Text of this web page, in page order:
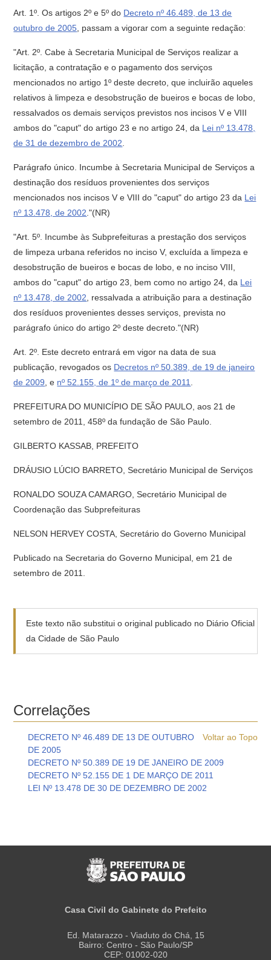
Art. 1º. Os artigos 2º e 5º do Decreto nº 46.489, de 13 de
outubro de 2005 , passam a vigorar com a seguinte redação:
"Art. 2º. Cabe à Secretaria Municipal de Serviços realizar a
licitação, a contratação e o pagamento dos serviços
mencionados no artigo 1º deste decreto, que incluirão aqueles
relativos à limpeza e desobstrução de bueiros e bocas de lobo,
ressalvados os demais serviços previstos nos incisos V e VIII
ambos do "caput" do artigo 23 e no artigo 24, da Lei nº 13.478,
de 31 de dezembro de 2002
Parágrafo único. Incumbe à Secretaria Municipal de Serviços a
destinação dos resíduos provenientes dos serviços
mencionados nos incisos V e VIII do "caput" do artigo 23 da Lei
nº 13.478, de 2002 ."(NR)
"Art. 5º. Incumbe às Subprefeituras a prestação dos serviços
de limpeza urbana referidos no inciso V, excluída a limpeza e
desobstrução de bueiros e bocas de lobo, e no inciso VIII,
ambos do "caput" do artigo 23, bem como no artigo 24, da Lei
nº 13.478, de 2002 , ressalvada a atribuição para a destinação
dos resíduos provenientes desses serviços, prevista no
parágrafo único do artigo 2º deste decreto."(NR)
Art. 2º. Este decreto entrará em vigor na data de sua
publicação, revogados os Decretos nº 50.389, de 19 de janeiro
de 2009 , e nº 52.155, de 1º de março de 2011
PREFEITURA DO MUNICÍPIO DE SÃO PAULO, aos 21 de
setembro de 2011, 458º da fundação de São Paulo.
GILBERTO KASSAB, PREFEITO
DRÁUSIO LÚCIO BARRETO, Secretário Municipal de Serviços
RONALDO SOUZA CAMARGO, Secretário Municipal de
Coordenação das Subprefeituras
NELSON HERVEY COSTA, Secretário do Governo Municipal
Publicado na Secretaria do Governo Municipal, em 21 de
setembro de 2011.
Este texto não substitui o original publicado no Diário Oficial
da Cidade de São Paulo
Correlações
Voltar ao Topo
DECRETO Nº 46.489 DE 13 DE OUTUBRO
DE 2005
DECRETO Nº 50.389 DE 19 DE JANEIRO DE 2009
DECRETO Nº 52.155 DE 1 DE MARÇO DE 2011
LEI Nº 13.478 DE 30 DE DEZEMBRO DE 2002
Casa Civil do Gabinete do Prefeito
Ed. Matarazzo - Viaduto do Chá, 15
Bairro: Centro - São Paulo/SP
CEP: 01002-020